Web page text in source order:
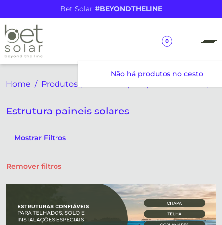
Bet Solar #BEYONDTHELINE
0
Não há produtos no cesto
Home Produtos
Estrutura paineis solares
Mostrar Filtros
Remover filtros
Accessório estrutura paineis solares